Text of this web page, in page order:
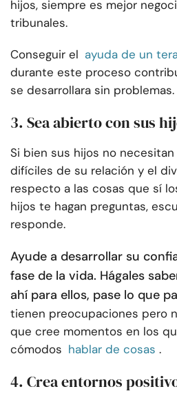
hijos, siempre es mejor
tribunales.
Conseguir el ayuda de un
durante este proceso
se desarrollara sin problemas.
3. Sea abierto con sus
Si bien sus hijos no
difíciles de su relación y el
respecto a las cosas que sí
hijos te hagan preguntas,
responde.
Ayude a desarrollar su
fase de la vida. Hágales
ahí para ellos, pase lo que
tienen preocupaciones pero
que cree momentos en los
cómodos hablar de cosas .
4. Crea entornos